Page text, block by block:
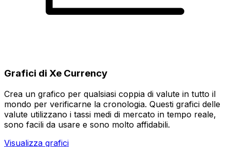
Grafici di Xe Currency
Crea un grafico per qualsiasi coppia di valute in tutto il
mondo per verificarne la cronologia. Questi grafici delle
valute utilizzano i tassi medi di mercato in tempo reale,
sono facili da usare e sono molto affidabili.
Visualizza grafici